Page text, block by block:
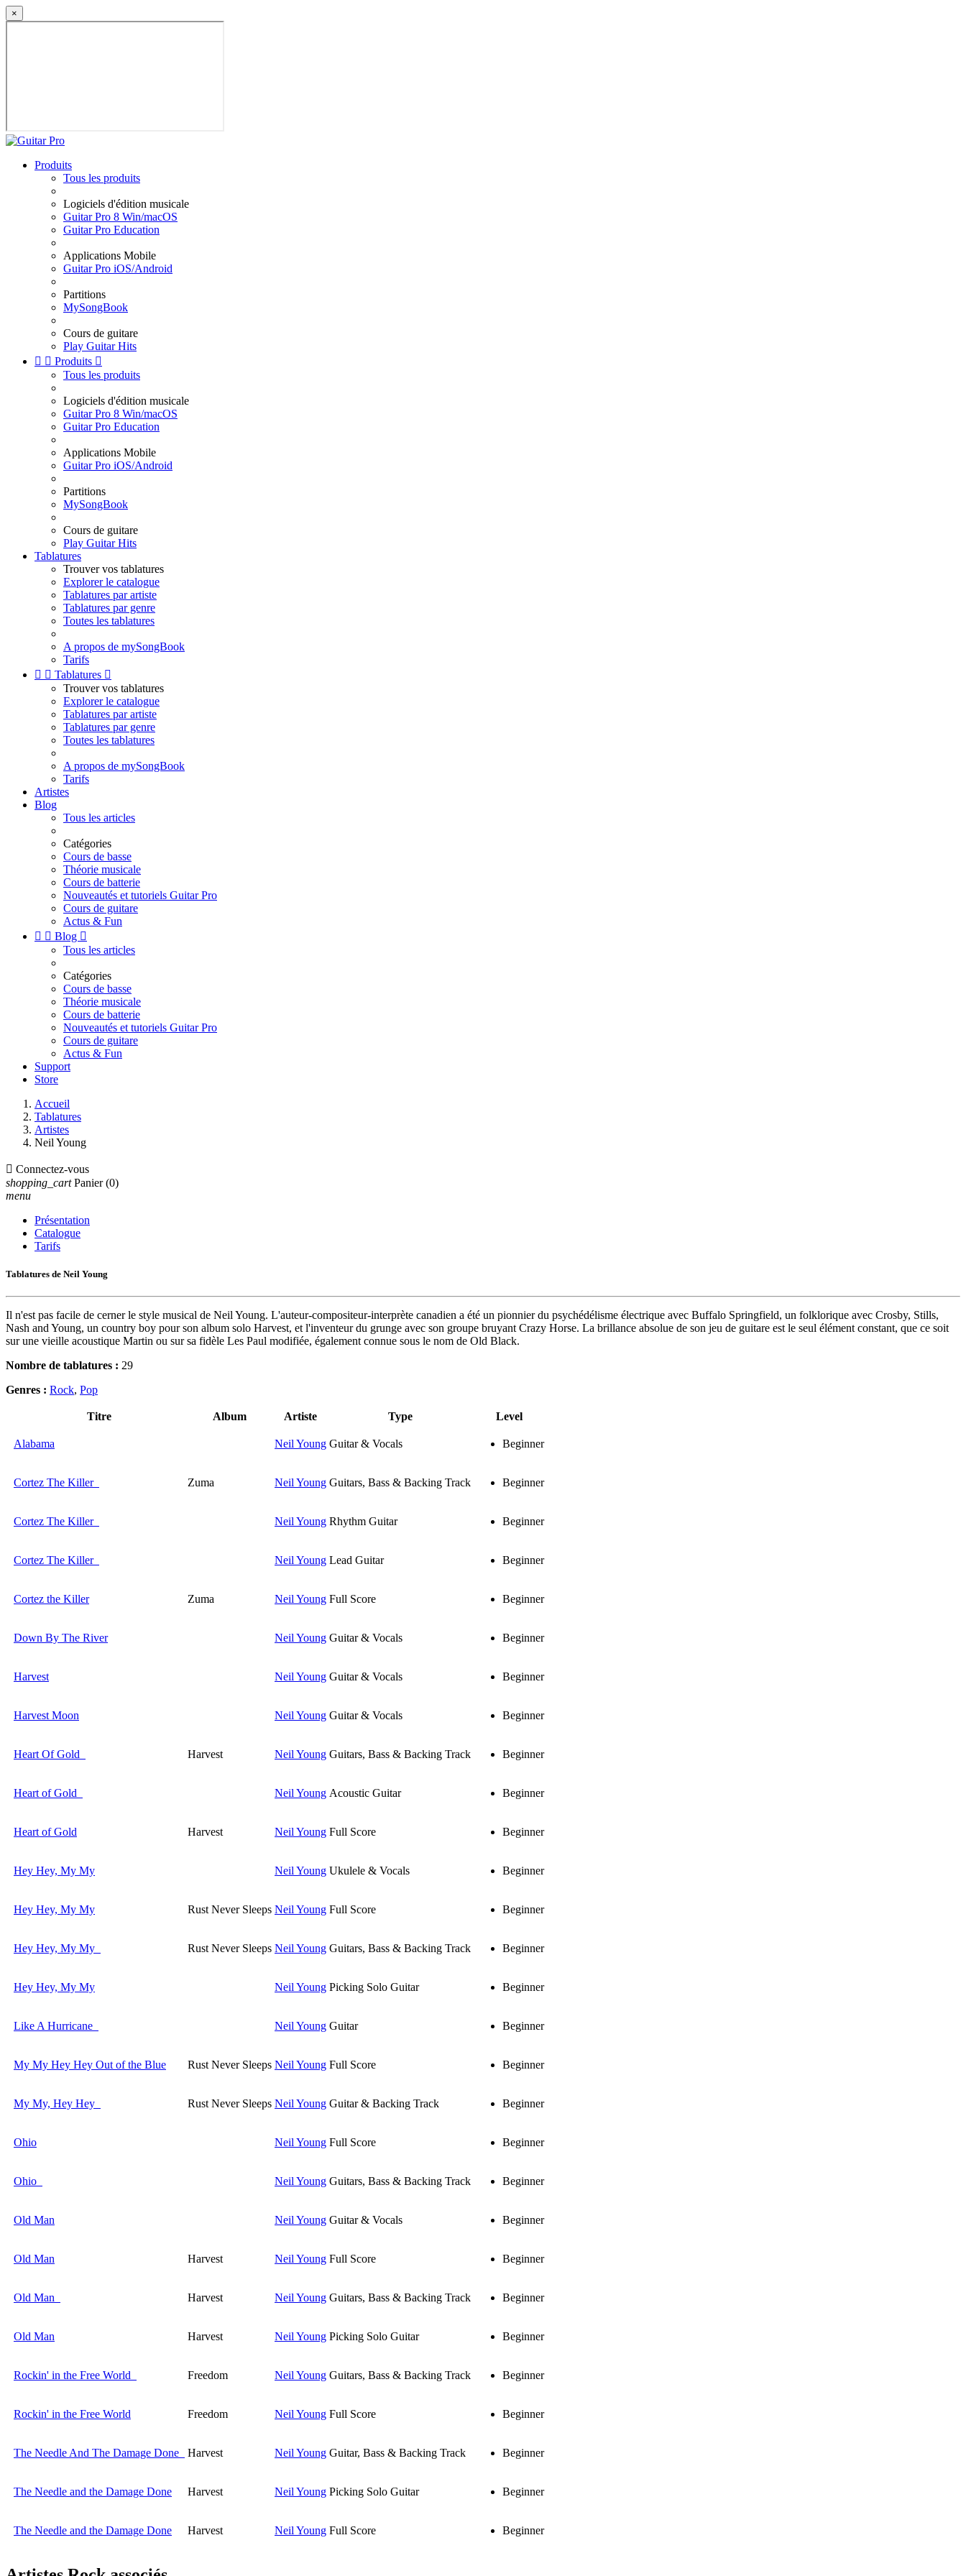
×
Produits
Tous les produits
Logiciels d'édition musicale
Guitar Pro 8 Win/macOS
Guitar Pro Education
Applications Mobile
Guitar Pro iOS/Android
Partitions
MySongBook
Cours de guitare
Play Guitar Hits
  Produits 
Tous les produits
Logiciels d'édition musicale
Guitar Pro 8 Win/macOS
Guitar Pro Education
Applications Mobile
Guitar Pro iOS/Android
Partitions
MySongBook
Cours de guitare
Play Guitar Hits
Tablatures
Trouver vos tablatures
Explorer le catalogue
Tablatures par artiste
Tablatures par genre
Toutes les tablatures
A propos de mySongBook
Tarifs
  Tablatures 
Trouver vos tablatures
Explorer le catalogue
Tablatures par artiste
Tablatures par genre
Toutes les tablatures
A propos de mySongBook
Tarifs
Artistes
Blog
Tous les articles
Catégories
Cours de basse
Théorie musicale
Cours de batterie
Nouveautés et tutoriels Guitar Pro
Cours de guitare
Actus & Fun
  Blog 
Tous les articles
Catégories
Cours de basse
Théorie musicale
Cours de batterie
Nouveautés et tutoriels Guitar Pro
Cours de guitare
Actus & Fun
Support
Store
Accueil
Tablatures
Artistes
Neil Young
 Connectez-vous
shopping_cart Panier (0)
menu
Présentation
Catalogue
Tarifs
Tablatures de Neil Young
Il n'est pas facile de cerner le style musical de Neil Young. L'auteur-compositeur-interprète canadien a été un pionnier du psychédélisme électrique avec Buffalo Springfield, un folklorique avec Crosby, Stills,
Nash and Young, un country boy pour son album solo Harvest, et l'inventeur du grunge avec son groupe bruyant Crazy Horse. La brillance absolue de son jeu de guitare est le seul élément constant, que ce soit
sur une vieille acoustique Martin ou sur sa fidèle Les Paul modifiée, également connue sous le nom de Old Black.
Nombre de tablatures : 29
Genres : Rock, Pop
Titre Album Artiste Type Level
Alabama Neil Young Guitar & Vocals Beginner
Cortez The Killer Zuma Neil Young Guitars, Bass & Backing Track Beginner
Cortez The Killer Neil Young Rhythm Guitar Beginner
Cortez The Killer Neil Young Lead Guitar Beginner
Cortez the Killer Zuma Neil Young Full Score Beginner
Down By The River Neil Young Guitar & Vocals Beginner
Harvest Neil Young Guitar & Vocals Beginner
Harvest Moon Neil Young Guitar & Vocals Beginner
Heart Of Gold Harvest Neil Young Guitars, Bass & Backing Track Beginner
Heart of Gold Neil Young Acoustic Guitar Beginner
Heart of Gold Harvest Neil Young Full Score Beginner
Hey Hey, My My Neil Young Ukulele & Vocals Beginner
Hey Hey, My My Rust Never Sleeps Neil Young Full Score Beginner
Hey Hey, My My Rust Never Sleeps Neil Young Guitars, Bass & Backing Track Beginner
Hey Hey, My My Neil Young Picking Solo Guitar Beginner
Like A Hurricane Neil Young Guitar Beginner
My My Hey Hey Out of the Blue Rust Never Sleeps Neil Young Full Score Beginner
My My, Hey Hey Rust Never Sleeps Neil Young Guitar & Backing Track Beginner
Ohio Neil Young Full Score Beginner
Ohio Neil Young Guitars, Bass & Backing Track Beginner
Old Man Neil Young Guitar & Vocals Beginner
Old Man Harvest Neil Young Full Score Beginner
Old Man Harvest Neil Young Guitars, Bass & Backing Track Beginner
Old Man Harvest Neil Young Picking Solo Guitar Beginner
Rockin' in the Free World Freedom Neil Young Guitars, Bass & Backing Track Beginner
Rockin' in the Free World Freedom Neil Young Full Score Beginner
The Needle And The Damage Done Harvest Neil Young Guitar, Bass & Backing Track Beginner
The Needle and the Damage Done Harvest Neil Young Picking Solo Guitar Beginner
The Needle and the Damage Done Harvest Neil Young Full Score Beginner